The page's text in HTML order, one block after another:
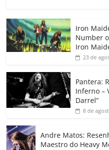
c
e
b
o
o
k
itt
er
at
s
A
p
Iron
Number
Iron
23 de
Pantera:
Inferno –
Darrel”
8 de
Andre Matos:
Maestro do Heavy